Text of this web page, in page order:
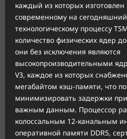
каждый из которых
современному на
технологическому процессу
количество физических ядер
они без исключения являются
высокопроизводительными
V3, каждое из которых
мегабайтом кэш-памяти, что
минимизировать задержки при
важным данным. Процессор
колоссальным 12-канальным
оперативной памяти DDR5,